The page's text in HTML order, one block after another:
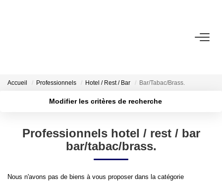
NOTRE AGENCE
NOS OUTILS
CONTACT
Accueil Professionnels Hotel / Rest / Bar Bar/Tabac/Brass.
Modifier les critères de recherche
de
Budget max
Professionnels hotel / rest / bar
bar/tabac/brass.
Nous n'avons pas de biens à vous proposer dans la catégorie